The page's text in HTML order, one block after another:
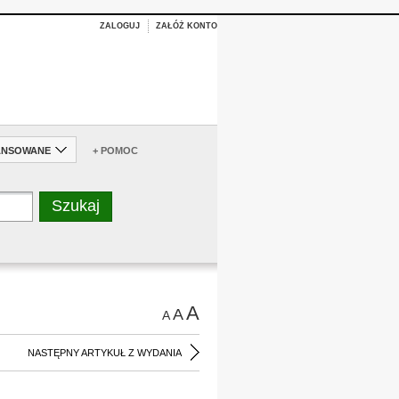
ZALOGUJ ZAŁÓŻ KONTO
+ POMOC
AAA
NASTĘPNY ARTYKUŁ Z WYDANIA